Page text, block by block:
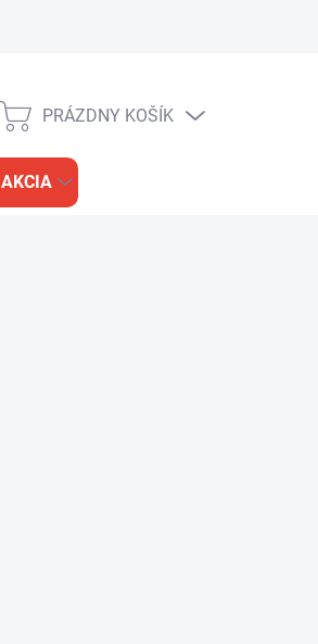
NÁKUPNÝ
PRÁZDNY KOŠÍK
AKCIA